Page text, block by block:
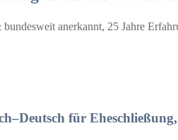
anerkannt, 25 Jahre
für